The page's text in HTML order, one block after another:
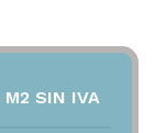
M2 SIN IVA